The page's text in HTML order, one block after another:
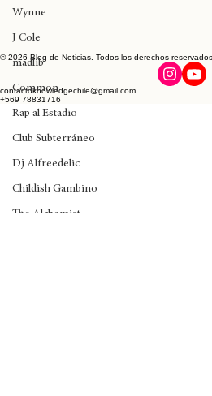
Protoje
Wynne
J Cole
madlib
Common
Rap al Estadio
Club Subterráneo
Dj Alfreedelic
Childish Gambino
© 2026 Blog de Noticias. Todos los derechos reservados.
contactoknowledgechile@gmail.com